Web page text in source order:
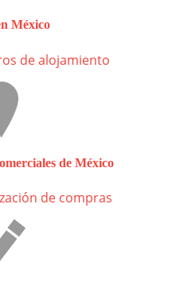
México
de alojamiento
de México
de compras